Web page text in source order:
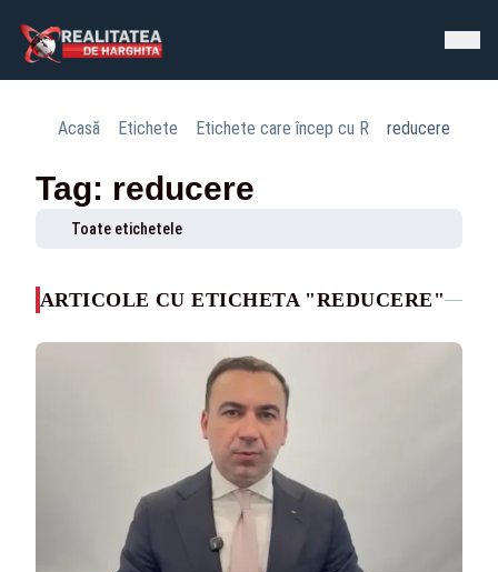
Acasă Etichete Etichete care încep cu R reducere
Tag: reducere
Toate etichetele
ARTICOLE CU ETICHETA "REDUCERE"